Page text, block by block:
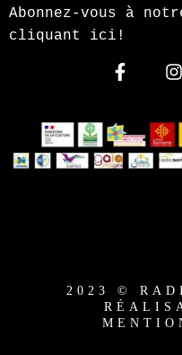
Abonnez-vous à
cliquant ici!
2023 ©